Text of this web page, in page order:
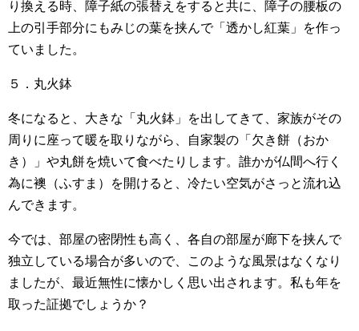
り換える時、障子紙の張替えをすると共に、障子の腰板の
上の引手部分にもみじの葉を挟んで「透かし紅葉」を作っ
ていました。
５．丸火鉢
冬になると、大きな「丸火鉢」を出してきて、家族がその
周りに座って暖を取りながら、自家製の「欠き餅（おか
き）」や丸餅を焼いて食べたりします。誰かが仏間へ行く
為に襖（ふすま）を開けると、冷たい空気がさっと流れ込
んできます。
今では、部屋の密閉性も高く、各自の部屋が廊下を挟んで
独立している場合が多いので、このような風景はなくなり
ましたが、最近無性に懐かしく思い出されます。私も年を
取った証拠でしょうか？